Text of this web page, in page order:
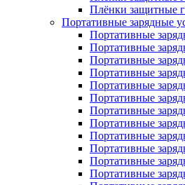
Плёнки защитные
Портативные зарядные
Портативные
Портативные
Портативные
Портативные
Портативные
Портативные
Портативные
Портативные
Портативные
Портативные
Портативные
Портативные